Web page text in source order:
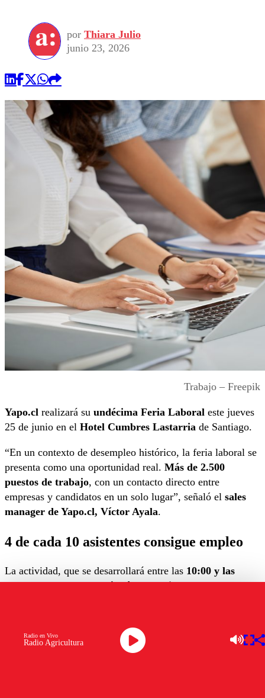
por Thiara Julio
junio 23, 2026
Trabajo – Freepik
Yapo.cl realizará su undécima Feria Laboral este jueves
25 de junio en el Hotel Cumbres Lastarria de Santiago.
“En un contexto de desempleo histórico, la feria laboral se
presenta como una oportunidad real. Más de 2.500
puestos de trabajo, con un contacto directo entre
empresas y candidatos en un solo lugar”, señaló el sales
manager de Yapo.cl, Víctor Ayala.
4 de cada 10 asistentes consigue empleo
La actividad, que se desarrollará entre las 10:00 y las
16:00 horas, concentrarámás de 2 mil 500 vacantesy
Manpowergroup, Niu Foods, McDonald’s, Workforce,
Xinerlink, Grupo Alcansa, Activos Chile, Alianza
Radio Agricultura
Radio en Vivo